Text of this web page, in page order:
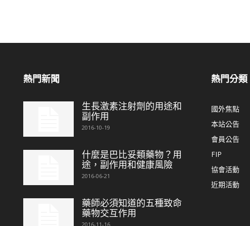
熱門新聞
生長激素注射劑的用途和
副作用
2016-10-19
什麼是巴比妥類藥物？用
途，副作用和健康風險
2016-06-21
藥師必須知道的五種致命
藥物交互作用
2016-11-16
熱門分類
國外焦點
本站公告
會員公告
FIP
協會活動
近期活動